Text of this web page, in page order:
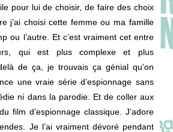
pour lui de choisir, de faire des choix
j’ai choisi cette femme ou ma famille
ou l’autre. Et c’est vraiment cet entre
qui est plus complexe et plus
de ça, je trouvais ça génial qu’on
une vraie série d’espionnage sans
ni dans la parodie. Et de coller aux
film d’espionnage classique. J’adore
Je l’ai vraiment dévoré pendant